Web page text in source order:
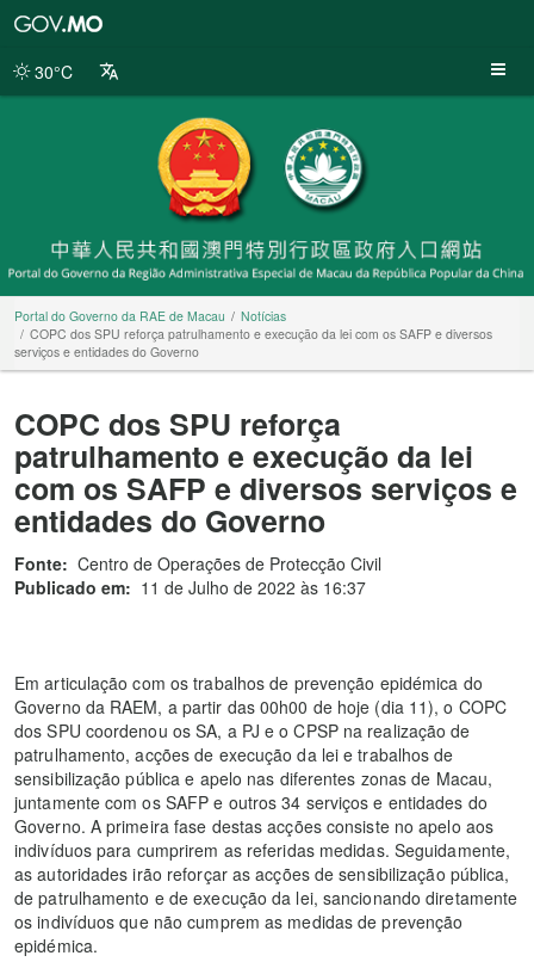
da
30°C
Portal do Governo da RAE de Macau
Notícias
COPC dos SPU reforça patrulhamento e execução da lei com os SAFP e diversos
serviços e entidades do Governo
COPC dos SPU reforça
patrulhamento e execução da lei
com os SAFP e diversos serviços e
entidades do Governo
Fonte: Centro de Operações de Protecção Civil
Publicado em: 11 de Julho de 2022 às 16:37
Em articulação com os trabalhos de prevenção epidémica do
Governo da RAEM, a partir das 00h00 de hoje (dia 11), o COPC
dos SPU coordenou os SA, a PJ e o CPSP na realização de
patrulhamento, acções de execução da lei e trabalhos de
sensibilização pública e apelo nas diferentes zonas de Macau,
juntamente com os SAFP e outros 34 serviços e entidades do
Governo. A primeira fase destas acções consiste no apelo aos
indivíduos para cumprirem as referidas medidas. Seguidamente,
as autoridades irão reforçar as acções de sensibilização pública,
de patrulhamento e de execução da lei, sancionando diretamente
os indivíduos que não cumprem as medidas de prevenção
epidémica.